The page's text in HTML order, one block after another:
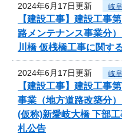
2024年6月17日更新 岐
【建設工事】建設工事
路メンテナンス事業分
川橋 仮桟橋工事に関す
2024年6月17日更新 岐
【建設工事】建設工事
事業（地方道路改築分
(仮称)新愛岐大橋 下部
札公告